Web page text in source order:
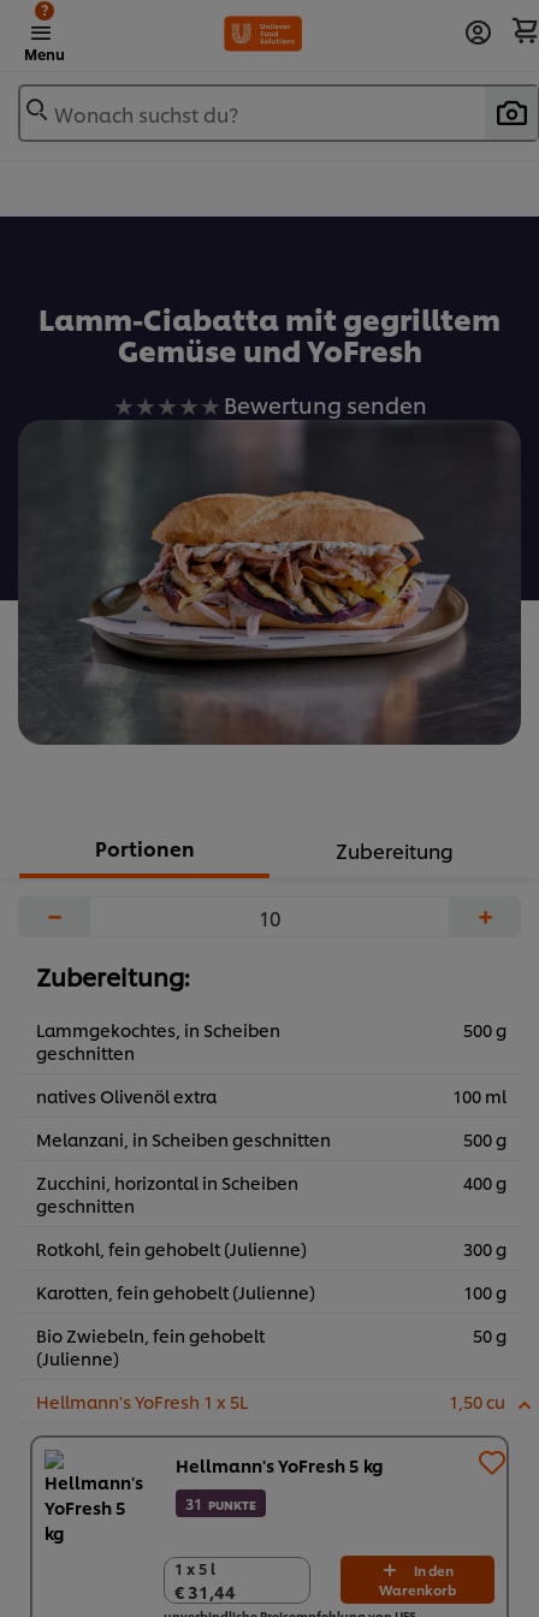
Menu
?
Wonach suchst du?
Lamm-Ciabatta mit gegrilltem
Gemüse und YoFresh
Keine
für
dieses
recipe
abgegeben
Bewertung senden
Portionen Zubereitung
− +
Zubereitung:
Lammgekochtes, in Scheiben
geschnitten
500 g
natives Olivenöl extra
100 ml
Melanzani, in Scheiben geschnitten
500 g
Zucchini, horizontal in Scheiben
geschnitten
400 g
Rotkohl, fein gehobelt (Julienne)
300 g
Karotten, fein gehobelt (Julienne)
100 g
Bio Zwiebeln, fein gehobelt
(Julienne)
50 g
Hellmann's YoFresh 1 x 5L 1,50 cu
Hellmann's YoFresh 5 kg
31 PUNKTE
1 x 5 l
€ 31,44
1 x 5 l
€ 31,44
In den
Warenkorb